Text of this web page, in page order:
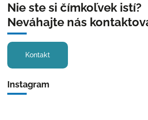
Nie ste si čímkoľvek istí?
Neváhajte nás
Kontakt
Instagram